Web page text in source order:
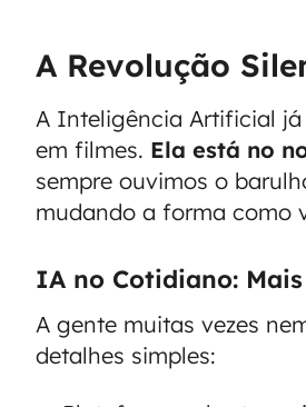
A Revolução
A Inteligência Artificial
em filmes. Ela está no
sempre ouvimos o
mudando a forma como
IA no Cotidiano:
A gente muitas vezes
detalhes simples: